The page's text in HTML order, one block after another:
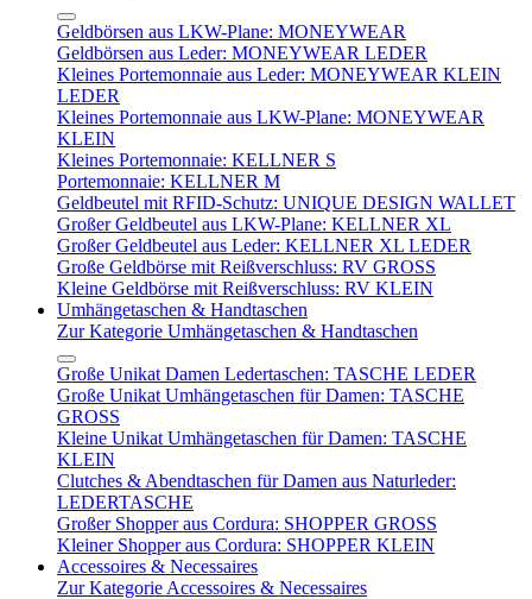
Geldbörsen aus LKW-Plane: MONEYWEAR
Geldbörsen aus Leder: MONEYWEAR LEDER
Kleines Portemonnaie aus Leder: MONEYWEAR KLEIN
LEDER
Kleines Portemonnaie aus LKW-Plane: MONEYWEAR
KLEIN
Kleines Portemonnaie: KELLNER S
Portemonnaie: KELLNER M
Geldbeutel mit RFID-Schutz: UNIQUE DESIGN WALLET
Großer Geldbeutel aus LKW-Plane: KELLNER XL
Großer Geldbeutel aus Leder: KELLNER XL LEDER
Große Geldbörse mit Reißverschluss: RV GROSS
Kleine Geldbörse mit Reißverschluss: RV KLEIN
Umhängetaschen & Handtaschen
Zur Kategorie Umhängetaschen & Handtaschen
Große Unikat Damen Ledertaschen: TASCHE LEDER
Große Unikat Umhängetaschen für Damen: TASCHE
GROSS
Kleine Unikat Umhängetaschen für Damen: TASCHE
KLEIN
Clutches & Abendtaschen für Damen aus Naturleder:
LEDERTASCHE
Großer Shopper aus Cordura: SHOPPER GROSS
Kleiner Shopper aus Cordura: SHOPPER KLEIN
Accessoires & Necessaires
Zur Kategorie Accessoires & Necessaires